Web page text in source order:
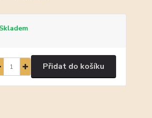
Skladem
Přidat do košíku